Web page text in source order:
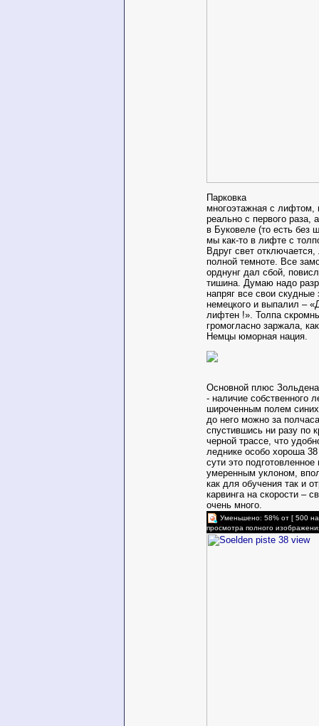
Парковка
многоэтажная с лифтом,
реально с первого раза,
в Буковеле (то есть без
мы как-то в лифте с
Вдруг свет
полной темноте. Все
орднунг дал сбой,
тишина. Думаю надо
напряг все свои скудные
немецкого и выпалил –
лифтен !». Толпа
громогласно заржала,
Немцы юморная нация.
Основной плюс Зольдена
- наличие собственного
широченным полем
до него можно за
спустившись ни разу по
черной трассе, что
леднике особо хороша
сути это
умеренным уклоном,
как для обучения так и
карвинга на скорости –
очень много.
Уменьшено: 58% от [ 500
просмотра полного